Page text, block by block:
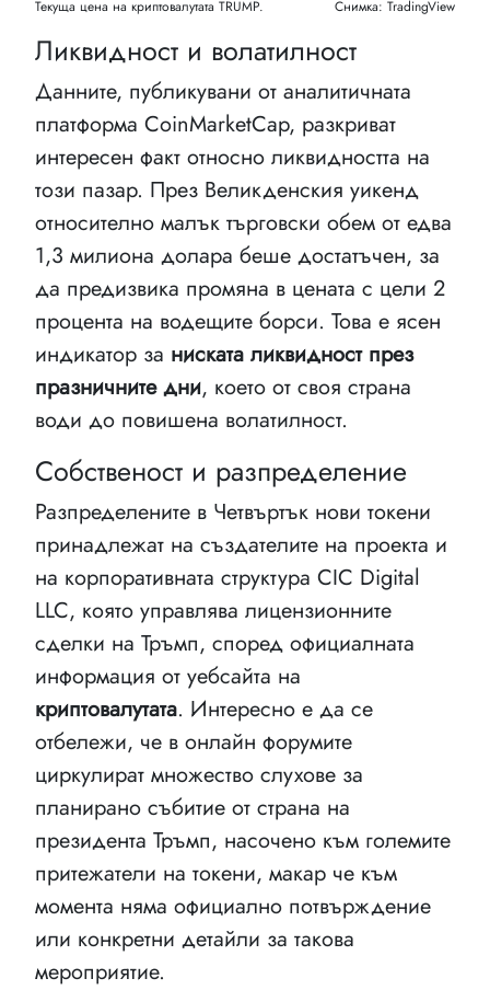
Текуща цена на криптовалутата TRUMP. Снимка: TradingView
Ликвидност и волатилност
Данните, публикувани от аналитичната
платформа CoinMarketCap, разкриват
интересен факт относно ликвидността на
този пазар. През Великденския уикенд
относително малък търговски обем от едва
1,3 милиона долара беше достатъчен, за
да предизвика промяна в цената с цели 2
процента на водещите борси. Това е ясен
индикатор за ниската ликвидност през
празничните дни, което от своя страна
води до повишена волатилност.
Собственост и разпределение
Разпределените в Четвъртък нови токени
принадлежат на създателите на проекта и
на корпоративната структура CIC Digital
LLC, която управлява лицензионните
сделки на Тръмп, според официалната
информация от уебсайта на
криптовалутата. Интересно е да се
отбележи, че в онлайн форумите
циркулират множество слухове за
планирано събитие от страна на
президента Тръмп, насочено към големите
притежатели на токени, макар че към
момента няма официално потвърждение
или конкретни детайли за такова
мероприятие.